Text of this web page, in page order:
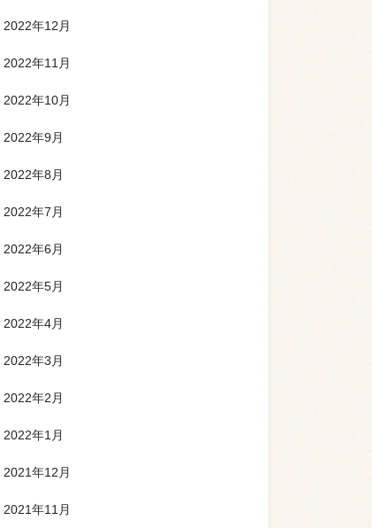
2022年12月
2022年11月
2022年10月
2022年9月
2022年8月
2022年7月
2022年6月
2022年5月
2022年4月
2022年3月
2022年2月
2022年1月
2021年12月
2021年11月